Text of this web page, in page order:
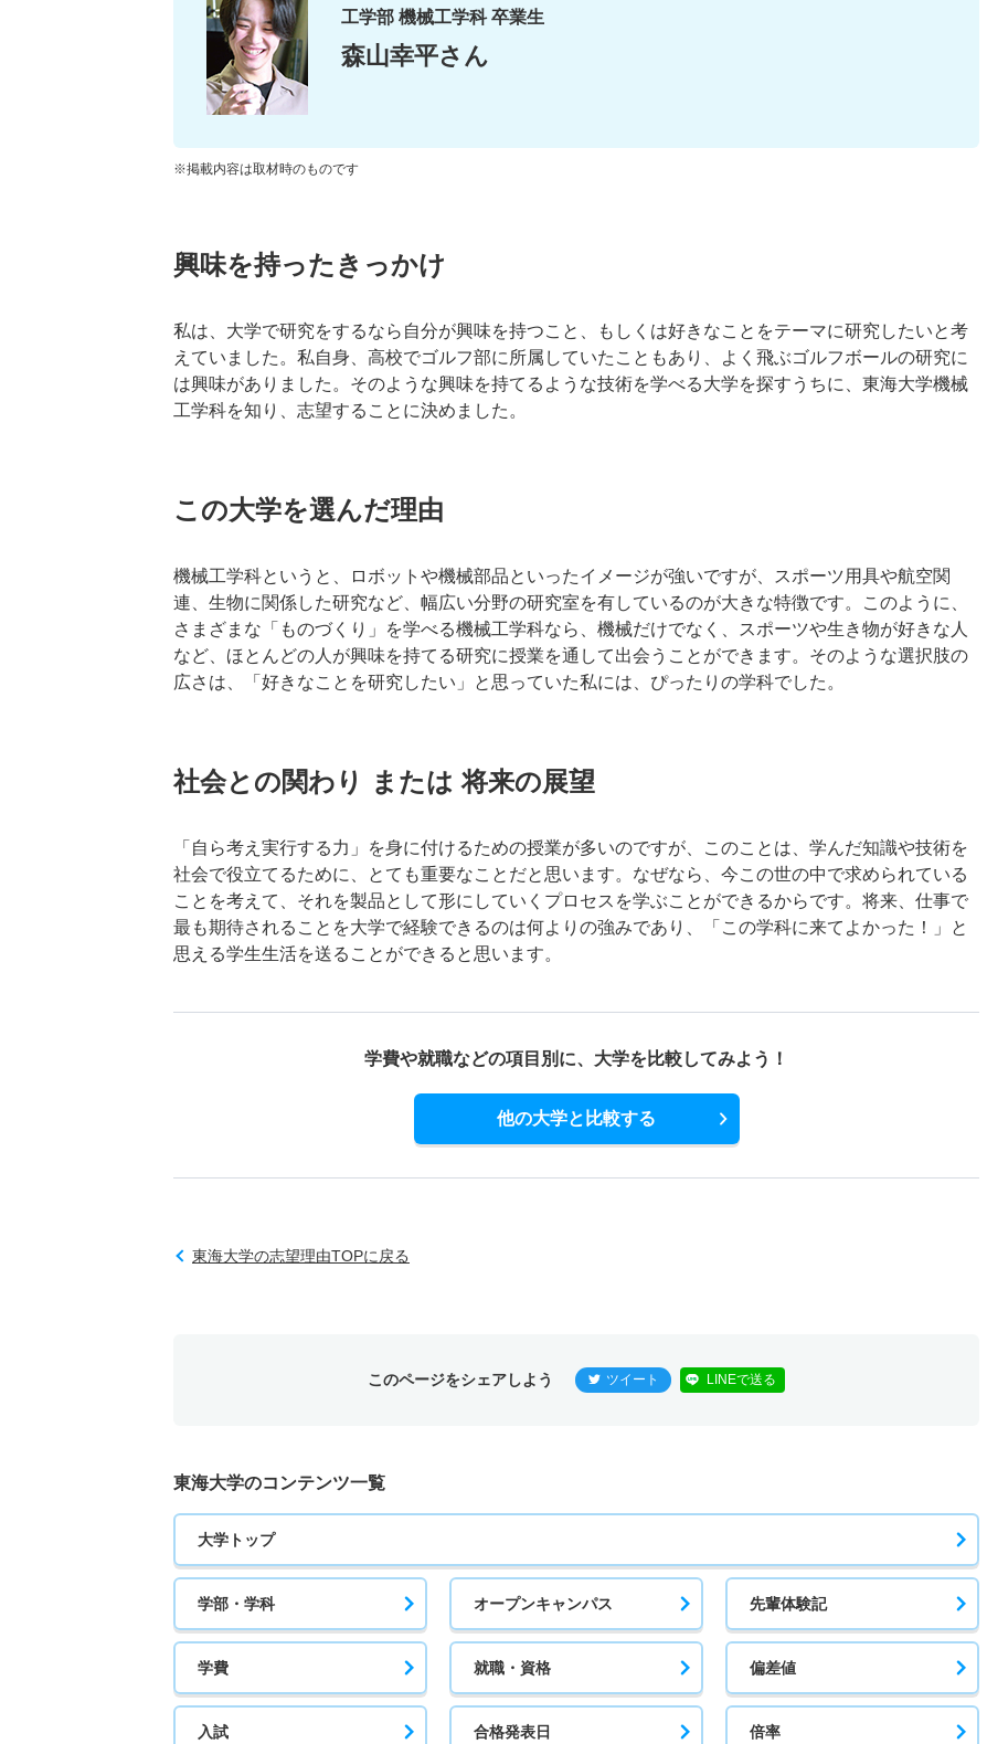
工学部 機械工学科 卒業生
森山幸平さん
※掲載内容は取材時のものです
興味を持ったきっかけ
私は、大学で研究をするなら自分が興味を持つこと、もしくは好きなことをテーマに研究したいと考
えていました。私自身、高校でゴルフ部に所属していたこともあり、よく飛ぶゴルフボールの研究に
は興味がありました。そのような興味を持てるような技術を学べる大学を探すうちに、東海大学機械
工学科を知り、志望することに決めました。
この大学を選んだ理由
機械工学科というと、ロボットや機械部品といったイメージが強いですが、スポーツ用具や航空関
連、生物に関係した研究など、幅広い分野の研究室を有しているのが大きな特徴です。このように、
さまざまな「ものづくり」を学べる機械工学科なら、機械だけでなく、スポーツや生き物が好きな人
など、ほとんどの人が興味を持てる研究に授業を通して出会うことができます。そのような選択肢の
広さは、「好きなことを研究したい」と思っていた私には、ぴったりの学科でした。
社会との関わり または 将来の展望
「自ら考え実行する力」を身に付けるための授業が多いのですが、このことは、学んだ知識や技術を
社会で役立てるために、とても重要なことだと思います。なぜなら、今この世の中で求められている
ことを考えて、それを製品として形にしていくプロセスを学ぶことができるからです。将来、仕事で
最も期待されることを大学で経験できるのは何よりの強みであり、「この学科に来てよかった！」と
思える学生生活を送ることができると思います。
学費や就職などの項目別に、 大学を比較してみよう！
他の大学と比較する
東海大学の志望理由TOPに戻る
このページをシェアしよう ツイート LINEで送る
東海大学のコンテンツ一覧
大学トップ
学部・学科 オープンキャンパス 先輩体験記
学費 就職・資格 偏差値
入試 合格発表日 倍率